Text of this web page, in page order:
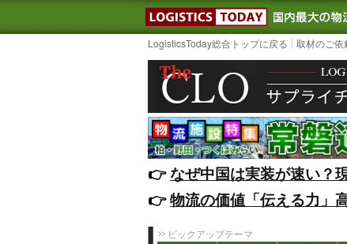
LOGISTICS
LogisticsToday総合トップに戻る 取材のご依
👉️なぜ中国は実装が速い？
👉️物流の価値「伝える力」
ピックアップテーマ